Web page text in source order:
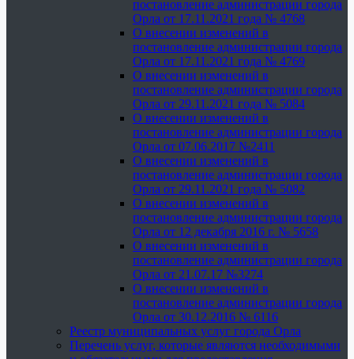
постановление администрации города
Орла от 17.11.2021 года № 4768
О внесении изменений в
постановление администрации города
Орла от 17.11.2021 года № 4769
О внесении изменений в
постановление администрации города
Орла от 29.11.2021 года № 5084
О внесении изменений в
постановление администрации города
Орла от 07.06.2017 №2411
О внесении изменений в
постановление администрации города
Орла от 29.11.2021 года № 5082
О внесении изменений в
постановление администрации города
Орла от 12 декабря 2016 г. № 5658
О внесении изменений в
постановление администрации города
Орла от 21.07.17 №3274
О внесении изменений в
постановление администрации города
Орла от 30.12.2016 № 6116
Реестр муниципальных услуг города Орла
Перечень услуг, которые являются необходимыми